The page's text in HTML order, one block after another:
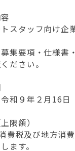
スタッフ向け企
要項・仕様書・
ださい。
和９年２月16日
限額）
費税及び地方消
ます。